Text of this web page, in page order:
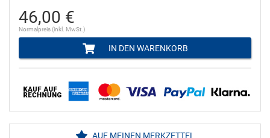
46,00 €
Normalpreis (inkl. MwSt.)
IN DEN WARENKORB
AUF MEINEN MERKZETTEL